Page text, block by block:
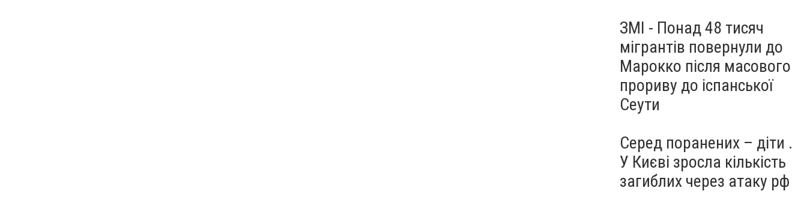
ЗМІ - Понад 48 тисяч
мігрантів повернули до
Марокко після масового
прориву до іспанської
Сеути
Серед поранених – діти .
У Києві зросла кількість
загиблих через атаку рф